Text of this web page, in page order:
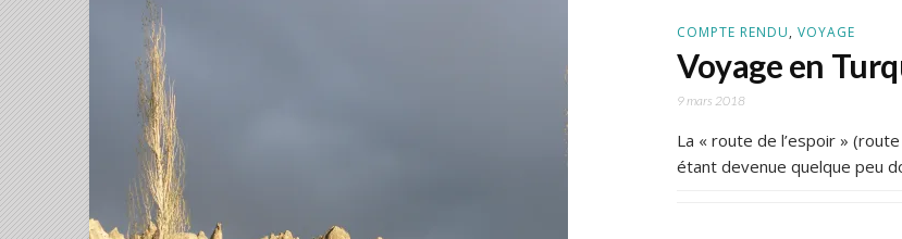
COMPTE RENDU, VOYAGE
Voyage en
9 mars 2018
La « route de l’espoir »
étant devenue quelque peu